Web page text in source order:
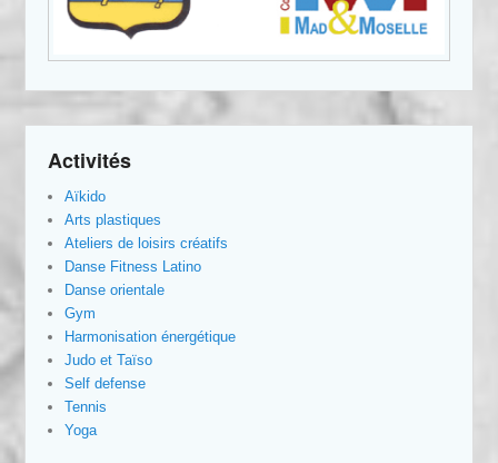
Activités
Aïkido
Arts plastiques
Ateliers de loisirs créatifs
Danse Fitness Latino
Danse orientale
Gym
Harmonisation énergétique
Judo et Taïso
Self defense
Tennis
Yoga